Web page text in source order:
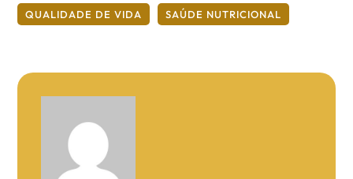
QUALIDADE DE VIDA SAÚDE NUTRICIONAL